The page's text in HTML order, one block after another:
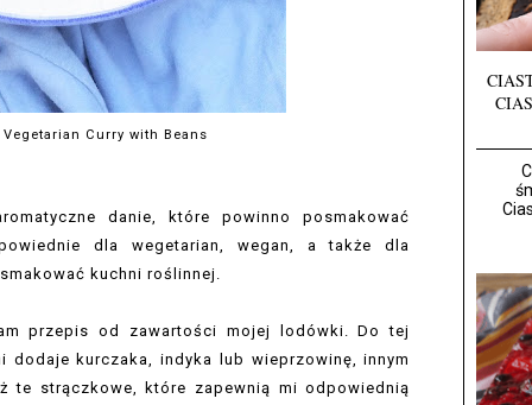
Curry with Beans
danie, które powinno posmakować
dla wegetarian, wegan, a także dla
kuchni roślinnej.
przepis od zawartości mojej lodówki. Do tej
kurczaka, indyka lub wieprzowinę, innym
te strączkowe, które zapewnią mi odpowiednią